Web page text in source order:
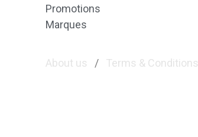
Promotions
Marques
About us / Terms & Conditions